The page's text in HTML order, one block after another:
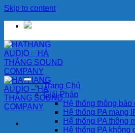
Skip to content
Trang Chủ
Giải Pháp
Hệ thống thông báo
Hệ thống PA mạng
Hệ thống PA thông
Hệ thống PA không